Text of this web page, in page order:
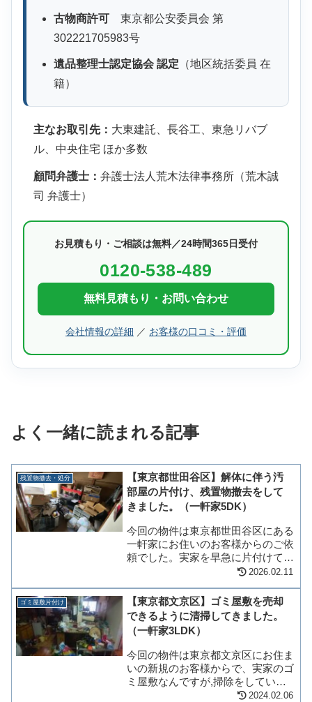
古物商許可 東京都公安委員会 第
302221705983号
遺品整理士認定協会 認定 （地区統括委員 在
籍）
主なお取引先： 大東建託、長谷工、東急リバブ
ル、中央住宅 ほか多数
顧問弁護士： 弁護士法人荒木法律事務所（荒木誠
司 弁護士）
お見積もり・ご相談は無料／24時間365日受付
0120-538-489
無料見積もり・お問い合わせ
会社情報の詳細 ／ お客様の口コミ・評価
よく一緒に読まれる記事
残置物撤去・処分
【東京都世田谷区】解体に伴う汚
部屋の片付け、残置物撤去をして
きました。（一軒家5DK）
今回の物件は東京都世田谷区にある
一軒家にお住いのお客様からのご依
頼でした。実家を早急に片付けてほ
しいのですが…と、お電話でお問い
りがとうございます。お部屋の片付
けのご依頼でよろしいでしょうか？
と代表の塩飽（し...
2026.02.11
ゴミ屋敷片付け
【東京都文京区】ゴミ屋敷を売却
できるように清掃してきました。
（一軒家3LDK）
今回の物件は東京都文京区にお住ま
いの新規のお客様からで、実家のゴ
ミ屋敷なんですが,掃除をしていた
だきたくて…。今日って、急かもし
2024.02.06